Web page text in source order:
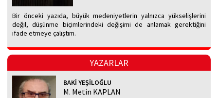
Bir önceki yazıda, büyük medeniyetlerin yalnızca yükselişlerini
değil, düşünme biçimlerindeki değişimi de anlamak gerektiğini
ifade etmeye çalıştım.
YAZARLAR
BAKİ YEŞİLOĞLU
M. Metin KAPLAN